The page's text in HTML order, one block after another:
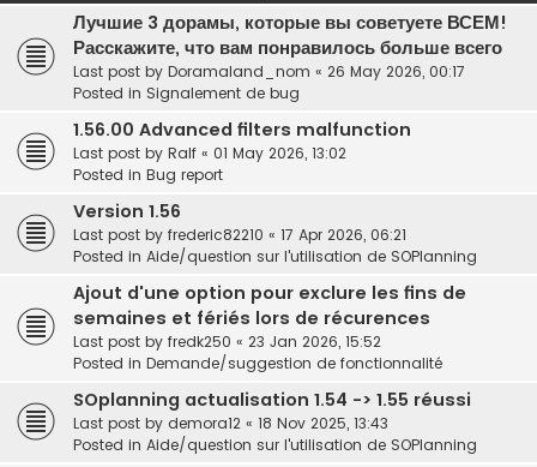
Лучшие 3 дорамы, которые вы советуете ВСЕМ!
Расскажите, что вам понравилось больше всего
Last post by Doramaland_nom « 26 May 2026, 00:17
Posted in Signalement de bug
1.56.00 Advanced filters malfunction
Last post by Ralf « 01 May 2026, 13:02
Posted in Bug report
Version 1.56
Last post by frederic82210 « 17 Apr 2026, 06:21
Posted in Aide/question sur l'utilisation de SOPlanning
Ajout d'une option pour exclure les fins de
semaines et fériés lors de récurences
Last post by fredk250 « 23 Jan 2026, 15:52
Posted in Demande/suggestion de fonctionnalité
SOplanning actualisation 1.54 -> 1.55 réussi
Last post by demora12 « 18 Nov 2025, 13:43
Posted in Aide/question sur l'utilisation de SOPlanning